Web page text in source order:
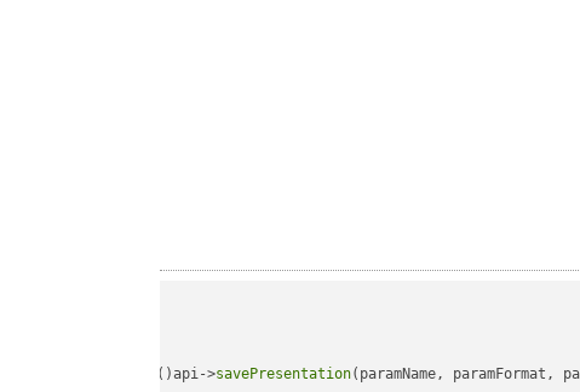
api->savePresentation(paramName, paramFormat,